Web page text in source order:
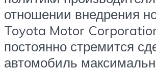
отношении внедрения
Toyota Motor
постоянно стремится
автомобиль